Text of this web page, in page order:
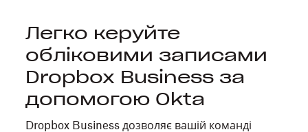
Легко керуйте
обліковими записами
Dropbox Business за
допомогою Okta
Dropbox Business дозволяє вашій команді